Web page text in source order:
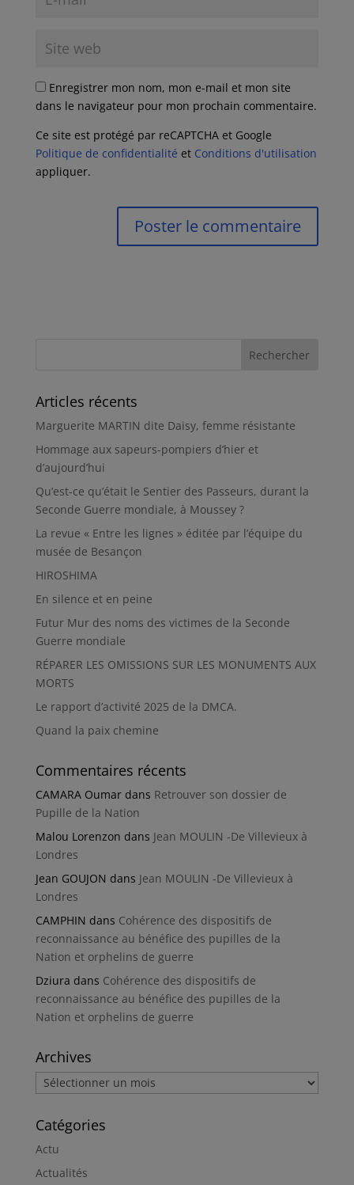
Enregistrer mon nom, mon e-mail et mon site
dans le navigateur pour mon prochain commentaire.
Ce site est protégé par reCAPTCHA et Google
Politique de confidentialité et Conditions d'utilisation
appliquer.
Articles récents
Marguerite MARTIN dite Daisy, femme résistante
Hommage aux sapeurs-pompiers d’hier et
d’aujourd’hui
Qu’est-ce qu’était le Sentier des Passeurs, durant la
Seconde Guerre mondiale, à Moussey ?
La revue « Entre les lignes » éditée par l’équipe du
musée de Besançon
HIROSHIMA
En silence et en peine
Futur Mur des noms des victimes de la Seconde
Guerre mondiale
RÉPARER LES OMISSIONS SUR LES MONUMENTS AUX
MORTS
Le rapport d’activité 2025 de la DMCA.
Quand la paix chemine
Commentaires récents
CAMARA Oumardans Retrouver son dossier de
Pupille de la Nation
Malou Lorenzon dans Jean MOULIN -De Villevieux à
Londres
Jean GOUJON dans Jean MOULIN -De Villevieux à
Londres
CAMPHIN dans Cohérence des dispositifs de
reconnaissance au bénéfice des pupilles de la
Nation et orphelins de guerre
Dziura dans Cohérence des dispositifs de
reconnaissance au bénéfice des pupilles de la
Nation et orphelins de guerre
Archives
Archives
Catégories
Actu
Actualités